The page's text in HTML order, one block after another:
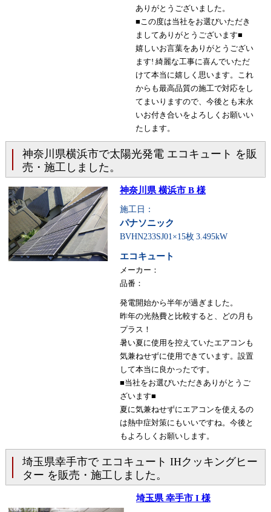
ありがとうございました。
■この度は当社をお選びいただき
ましてありがとうございます■
嬉しいお言葉をありがとうござい
ます! 綺麗な工事に喜んでいただ
けて本当に嬉しく思います。これ
からも最高品質の施工で対応をし
てまいりますので、今後とも末永
いお付き合いをよろしくお願いい
たします。
神奈川県横浜市で太陽光発電 エコキュート を販
売・施工しました。
神奈川県 横浜市 B 様
施工日：
パナソニック
BVHN233SJ01×15枚 3.495kW
エコキュート
メーカー：
品番：
発電開始から半年が過ぎました。
昨年の光熱費と比較すると、どの月も
プラス！
暑い夏に使用を控えていたエアコンも
気兼ねせずに使用できています。設置
して本当に良かったです。
■当社をお選びいただきありがとうご
ざいます■
夏に気兼ねせずにエアコンを使えるの
は熱中症対策にもいいですね。今後と
もよろしくお願いします。
埼玉県幸手市で エコキュート IHクッキングヒー
ター を販売・施工しました。
埼玉県 幸手市 I 様